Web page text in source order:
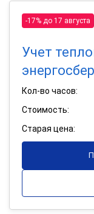
-17% до 17 августа
Учет
Кол-во часов:
Стоимость:
Старая цена: